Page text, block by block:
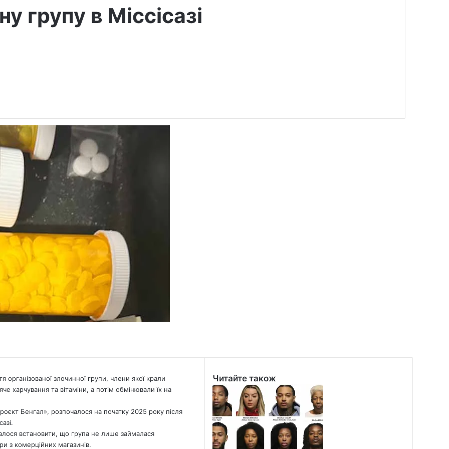
групу в Міссісазі
організованої злочинної групи, члени якої крали
харчування та вітаміни, а потім обмінювали їх на
Бенгал», розпочалося на початку 2025 року після
встановити, що група не лише займалася
з комерційних магазинів.
Читайте також
Close